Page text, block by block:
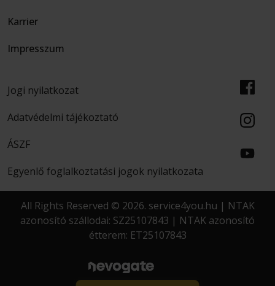
Karrier
Impresszum
Jogi nyilatkozat
Adatvédelmi tájékoztató
ÁSZF
Egyenlő foglalkoztatási jogok nyilatkozata
All Rights Reserved © 2026. service4you.hu | NTAK
azonosító szállodai: SZ25107843 | NTAK azonosító
étterem: ET25107843